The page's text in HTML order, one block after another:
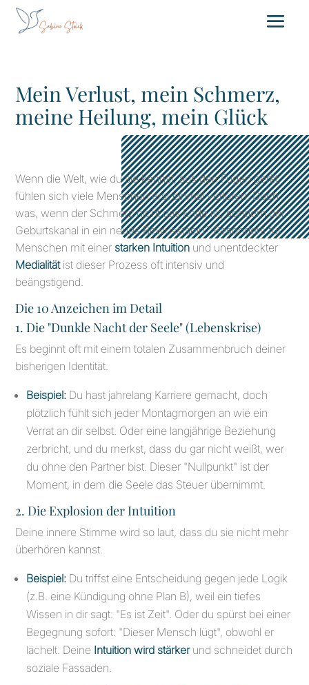
Mein Verlust, mein Schmerz,
meine Heilung, mein Glück
Wenn die Welt, wie du sie kennst, aus den Fugen gerät,
fühlen sich viele Menschen erst einmal verloren. Doch
was, wenn der Schmerz nicht das Ende ist, sondern der
Geburtskanal in ein neues Bewusstsein? Besonders für
Menschen mit einer starken Intuition und unentdeckter
Medialitätist dieser Prozess oft intensiv und
beängstigend.
Die 10 Anzeichen im Detail
1. Die "Dunkle Nacht der Seele" (Lebenskrise)
Es beginnt oft mit einem totalen Zusammenbruch deiner
bisherigen Identität.
Beispiel: Du hast jahrelang Karriere gemacht, doch
plötzlich fühlt sich jeder Montagmorgen an wie ein
Verrat an dir selbst. Oder eine langjährige Beziehung
zerbricht, und du merkst, dass du gar nicht weißt, wer
du ohne den Partner bist. Dieser "Nullpunkt" ist der
Moment, in dem die Seele das Steuer übernimmt.
2. Die Explosion der Intuition
Deine innere Stimme wird so laut, dass du sie nicht mehr
überhören kannst.
Beispiel: Du triffst eine Entscheidung gegen jede Logik
(z.B. eine Kündigung ohne Plan B), weil ein tiefes
Wissen in dir sagt: "Es ist Zeit". Oder du spürst bei einer
Begegnung sofort: "Dieser Mensch lügt", obwohl er
lächelt. Deine Intuition wird stärkerund schneidet durch
soziale Fassaden.